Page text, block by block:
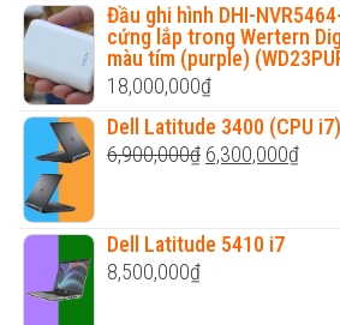
Đầu ghi hình DHI-
cứng lắp trong Wertern
màu tím (purple)
18,000,000₫
Dell Latitude 3400 (CPU i7)
6,900,000₫ Original
6,900,000₫.
6,300,000₫
Dell Latitude 5410 i7
8,500,000₫